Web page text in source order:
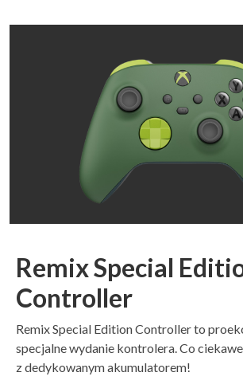
Remix Special
Controller
Remix Special Edition Controller to
specjalne wydanie kontrolera. Co
z dedykowanym akumulatorem!